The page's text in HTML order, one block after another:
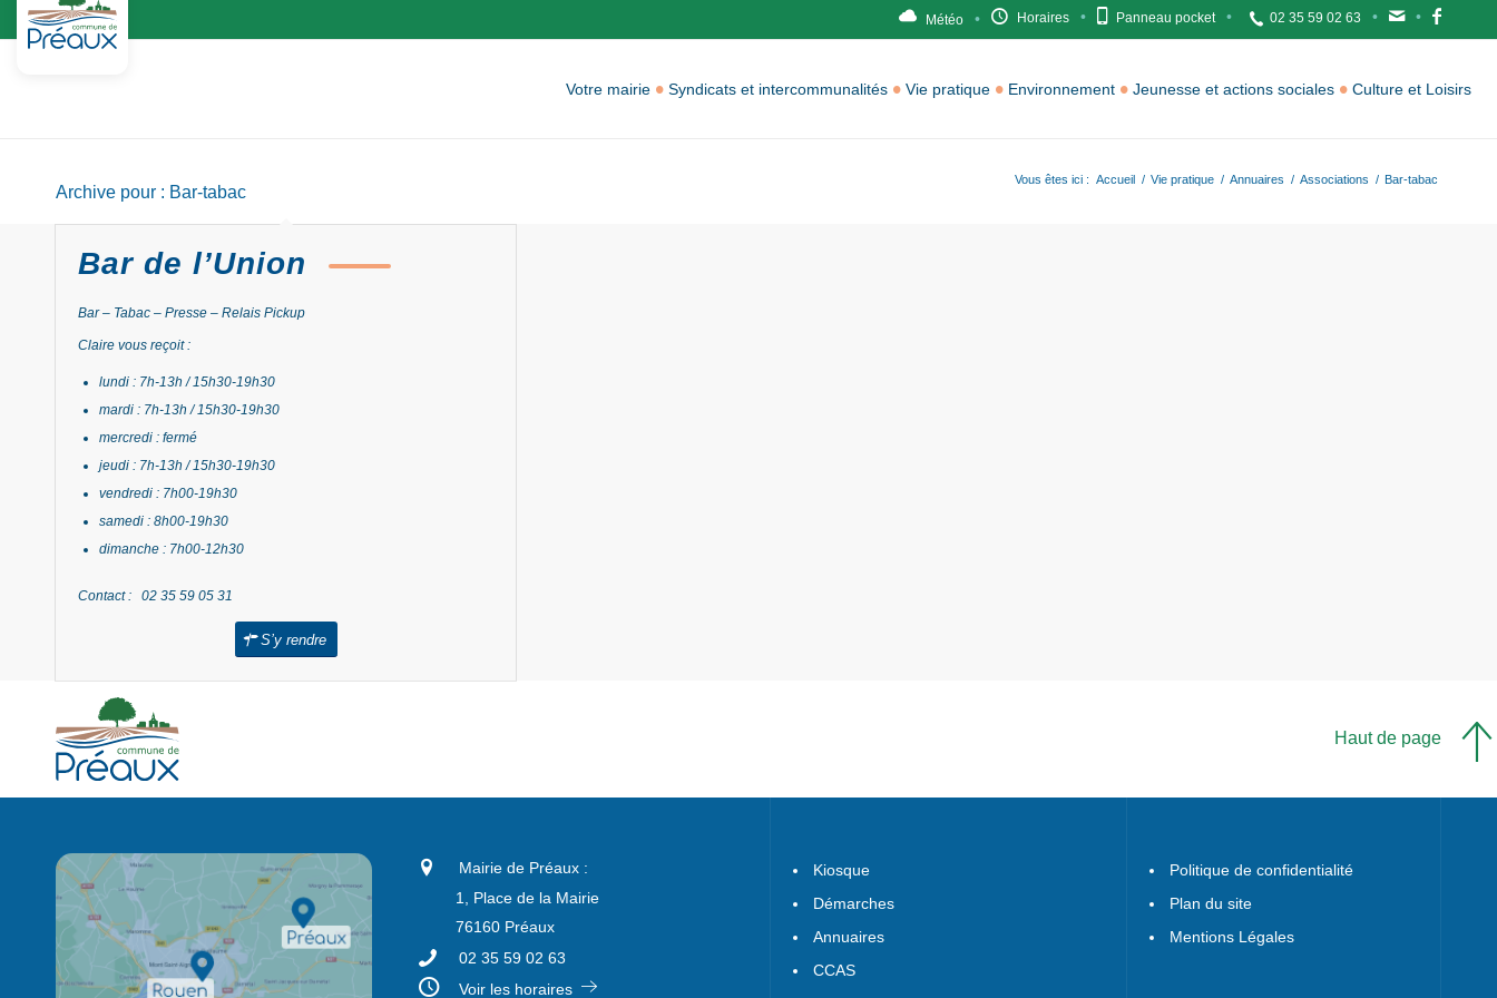
Météo Horaires Panneau pocket 02 35 59 02 63
Votre mairie Syndicats et intercommunalités Vie pratique Environnement Jeunesse et actions sociales Culture et Loisirs
Archive pour : Bar-tabac
Vous êtes ici : Accueil / Vie pratique / Annuaires / Associations / Bar-tabac
Bar de l’Union
Bar – Tabac – Presse – Relais Pickup
Claire vous reçoit :
lundi : 7h-13h / 15h30-19h30
mardi : 7h-13h / 15h30-19h30
mercredi : fermé
jeudi : 7h-13h / 15h30-19h30
vendredi : 7h00-19h30
samedi : 8h00-19h30
dimanche : 7h00-12h30
Contact : 02 35 59 05 31
S’y rendre
Haut de page
Mairie de Préaux :
1, Place de la Mairie
76160 Préaux
02 35 59 02 63
Voir les horaires
Kiosque
Démarches
Annuaires
CCAS
Politique de confidentialité
Plan du site
Mentions Légales